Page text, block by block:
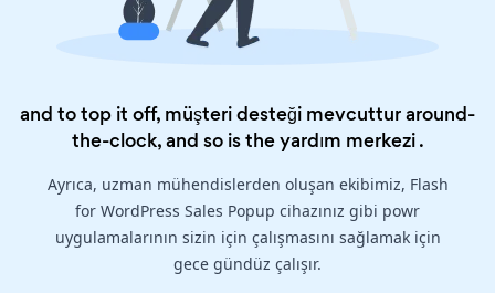
and to top it off, müşteri desteği mevcuttur around-
the-clock, and so is theyardım merkezi.
Ayrıca, uzman mühendislerden oluşan ekibimiz, Flash
for WordPress Sales Popup cihazınız gibi powr
uygulamalarının sizin için çalışmasını sağlamak için
gece gündüz çalışır.